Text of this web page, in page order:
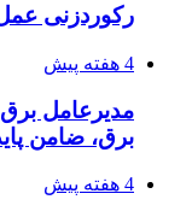
رکوردزنی
4 هفته پیش
برق، ضامن
4 هفته پیش